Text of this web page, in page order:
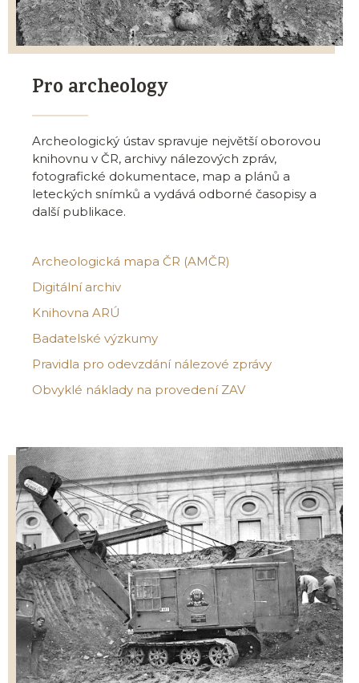
Pro archeology
Archeologický ústav spravuje největší oborovou
knihovnu v ČR, archivy nálezových zpráv,
fotografické dokumentace, map a plánů a
leteckých snímků a vydává odborné časopisy a
další publikace.
Archeologická mapa ČR (AMČR)
Digitální archiv
Knihovna ARÚ
Badatelské výzkumy
Pravidla pro odevzdání nálezové zprávy
Obvyklé náklady na provedení ZAV